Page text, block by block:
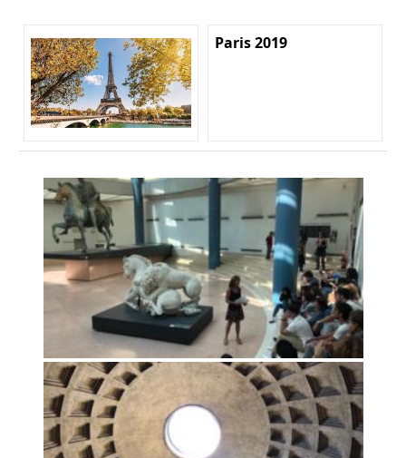
Paris 2019